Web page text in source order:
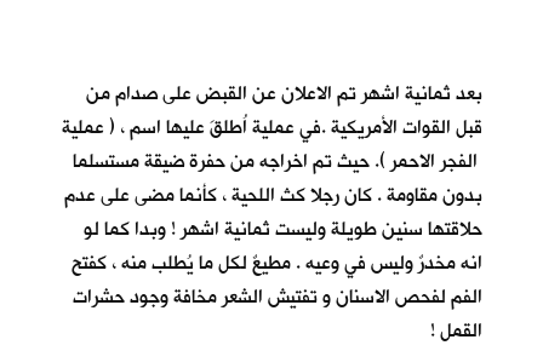
بعد ثمانية اشهر تم الاعلان عن القبض على صدام من
قبل القوات الأمريكية .في عملية اُطلقَ عليها اسم ، ( عملية
الفجر الاحمر ). حيث تم اخراجه من حفرة ضيقة مستسلما
بدون مقاومة . كان رجلا كث اللحية ، كأنما مضى على عدم
حلاقتها سنين طويلة وليست ثمانية اشهر ! وبدا كما لو
انه مخدرٌ وليس في وعيه . مطيعٌ لكل ما يُطلب منه ، كفتح
الفم لفحص الاسنان و تفتيش الشعر مخافة وجود حشرات
القمل !